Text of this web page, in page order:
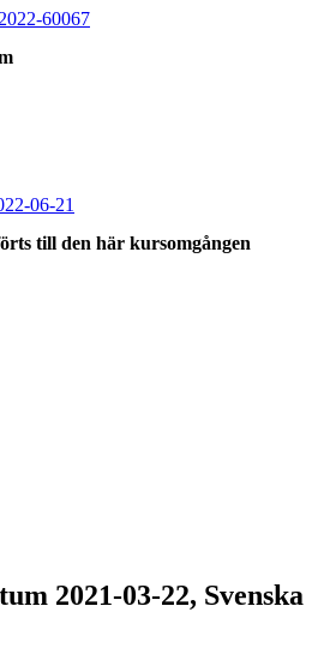
60067
06-21
till den här kursomgången
2021-03-22, Svenska